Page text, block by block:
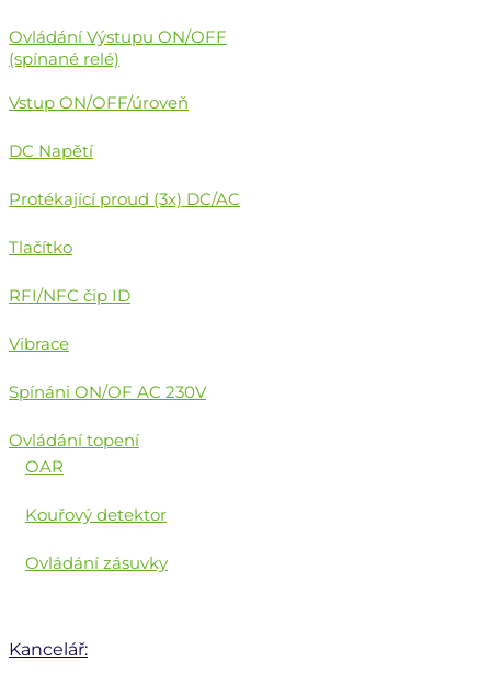
Ovládání Výstupu ON/OFF
(spínané relé)
Vstup ON/OFF/úroveň
DC Napětí
Protékající proud (3x) DC/AC
Tlačítko
RFI/NFC čip ID
Vibrace
Spínáni ON/OF AC 230V
Ovládání topení
OAR
Kouřový detektor
Ovládání zásuvky
Kancelář: